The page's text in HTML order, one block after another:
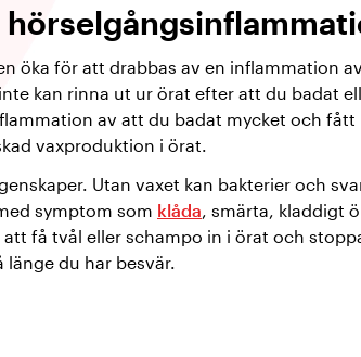
öka för att drabbas av en inflammation
kan rinna ut ur örat efter att du badat
av att du badat mycket och fått
vaxproduktion i örat.
Utan vaxet kan bakterier och
symptom som klåda , smärta, kladdigt
få tvål eller schampo in i örat och
du har besvär.